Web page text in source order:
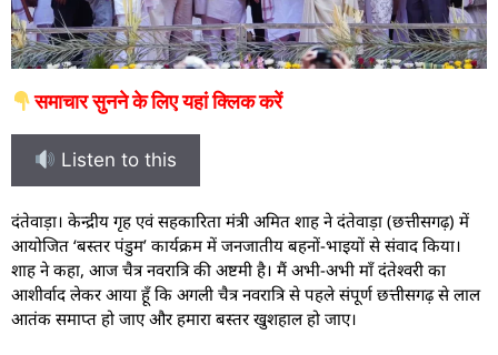
समाचार सुनने के लिए यहां क्लिक करें
Listen to this
दंतेवाड़ा। केन्द्रीय गृह एवं सहकारिता मंत्री अमित शाह ने दंतेवाड़ा (छत्तीसगढ़) में
आयोजित ‘बस्तर पंडुम’ कार्यक्रम में जनजातीय बहनों-भाइयों से संवाद किया।
शाह ने कहा, आज चैत्र नवरात्रि की अष्टमी है। मैं अभी-अभी माँ दंतेश्वरी का
आशीर्वाद लेकर आया हूँ कि अगली चैत्र नवरात्रि से पहले संपूर्ण छत्तीसगढ़ से लाल
आतंक समाप्त हो जाए और हमारा बस्तर खुशहाल हो जाए।